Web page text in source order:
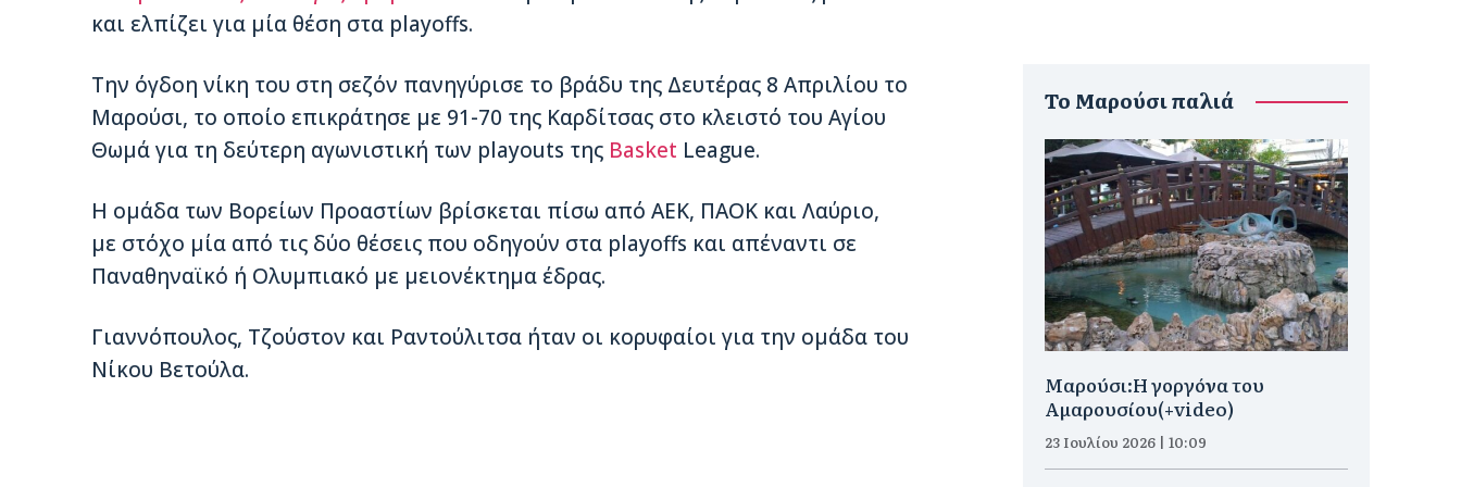
και ελπίζει για μία θέση στα playoffs.
Την όγδοη νίκη του στη σεζόν πανηγύρισε το βράδυ της Δευτέρας 8 Απριλίου το
Μαρούσι, το οποίο επικράτησε με 91-70 της Καρδίτσας στο κλειστό του Αγίου
Θωμά για τη δεύτερη αγωνιστική των playouts της Basket League.
Η ομάδα των Βορείων Προαστίων βρίσκεται πίσω από ΑΕΚ, ΠΑΟΚ και Λαύριο,
με στόχο μία από τις δύο θέσεις που οδηγούν στα playoffs και απέναντι σε
Παναθηναϊκό ή Ολυμπιακό με μειονέκτημα έδρας.
Γιαννόπουλος, Τζούστον και Ραντούλιτσα ήταν οι κορυφαίοι για την ομάδα του
Νίκου Βετούλα.
To Μαρούσι παλιά
Μαρούσι:H γοργόνα του
Αμαρουσίου(+video)
23 Ιουλίου 2026 | 10:09